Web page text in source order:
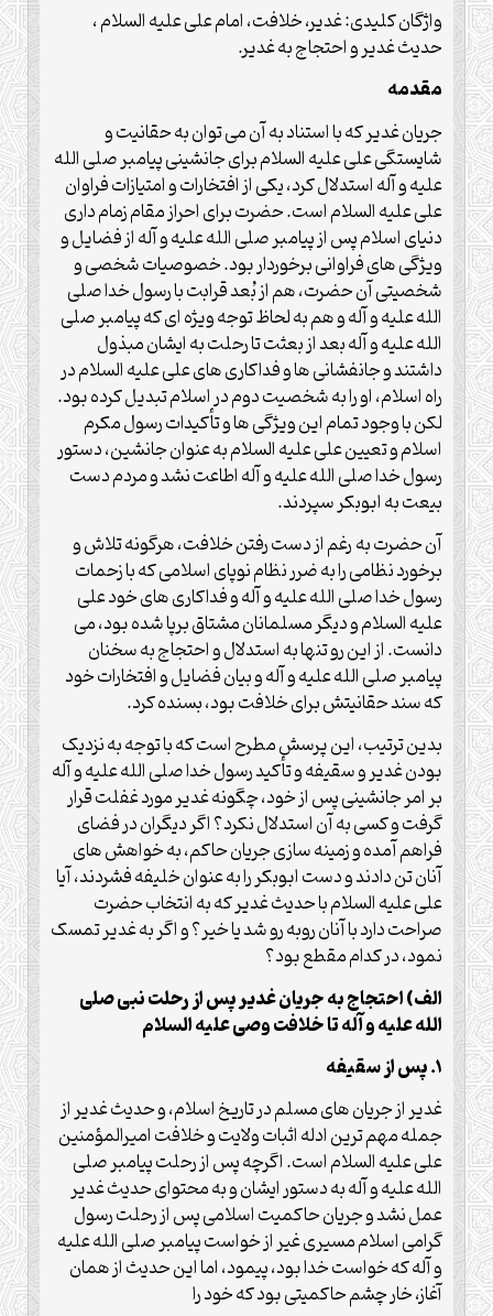
واژگان کلیدی: غدیر، خلافت، امام علی علیه السلام ،
حدیث غدیر و احتجاج به غدیر.
مقدمه
جریان غدیر که با استناد به آن می توان به حقانیت و
شایستگی علی علیه السلام برای جانشینی پیامبر صلی الله
علیه و آله استدلال کرد، یکی از افتخارات و امتیازات فراوان
علی علیه السلام است. حضرت برای احراز مقام زمام داری
دنیای اسلام پس از پیامبر صلی الله علیه و آله از فضایل و
ویژگی های فراوانی برخوردار بود. خصوصیات شخصی و
شخصیتی آن حضرت، هم از بُعد قرابت با رسول خدا صلی
الله علیه و آله و هم به لحاظ توجه ویژه ای که پیامبر صلی
الله علیه و آله بعد از بعثت تا رحلت به ایشان مبذول
داشتند و جانفشانی ها و فداکاری های علی علیه السلام در
راه اسلام، او را به شخصیت دوم در اسلام تبدیل کرده بود.
لکن با وجود تمام این ویژگی ها و تأکیدات رسول مکرم
اسلام و تعیین علی علیه السلام به عنوان جانشین، دستور
رسول خدا صلی الله علیه و آله اطاعت نشد و مردم دست
بیعت به ابوبکر سپردند.
آن حضرت به رغم از دست رفتن خلافت، هرگونه تلاش و
برخورد نظامی را به ضرر نظام نوپای اسلامی که با زحمات
رسول خدا صلی الله علیه و آله و فداکاری های خود علی
علیه السلام و دیگر مسلمانان مشتاق برپا شده بود، می
دانست. از این رو تنها به استدلال و احتجاج به سخنان
پیامبر صلی الله علیه و آله و بیان فضایل و افتخارات خود
که سند حقانیتش برای خلافت بود، بسنده کرد.
بدین ترتیب، این پرسش مطرح است که با توجه به نزدیک
بودن غدیر و سقیفه و تأکید رسول خدا صلی الله علیه و آله
بر امر جانشینی پس از خود، چگونه غدیر مورد غفلت قرار
گرفت و کسی به آن استدلال نکرد؟ اگر دیگران در فضای
فراهم آمده و زمینه سازی جریان حاکم، به خواهش های
آنان تن دادند و دست ابوبکر را به عنوان خلیفه فشردند، آیا
علی علیه السلام با حدیث غدیر که به انتخاب حضرت
صراحت دارد با آنان روبه رو شد یا خیر؟ و اگر به غدیر تمسک
نمود، در کدام مقطع بود؟
الف) احتجاج به جریان غدیر پس از رحلت نبی صلی
الله علیه و آله تا خلافت وصی علیه السلام
1. پس از سقیفه
غدیر از جریان های مسلم در تاریخ اسلام، و حدیث غدیر از
جمله مهم ترین ادله اثبات ولایت و خلافت امیرالمؤمنین
علی علیه السلام است. اگرچه پس از رحلت پیامبر صلی
الله علیه و آله به دستور ایشان و به محتوای حدیث غدیر
عمل نشد و جریان حاکمیت اسلامی پس از رحلت رسول
گرامی اسلام مسیری غیر از خواست پیامبر صلی الله علیه
و آله که خواست خدا بود، پیمود، اما این حدیث از همان
آغاز، خار چشم حاکمیتی بود که خود را